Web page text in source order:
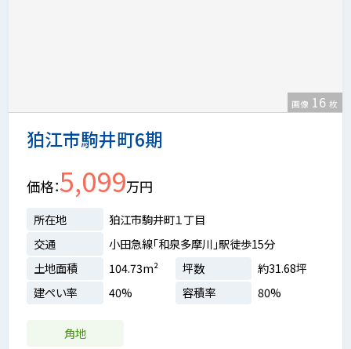
狛江市駒井町6期
画像 16 枚
価格 5,099万円
所在地
狛江市駒井町１丁目
交通
小田急線「和泉多摩川」駅徒歩15分
土地面積
104.73m² 坪数
約31.68坪
建ぺい率
40% 容積率 80%
角地